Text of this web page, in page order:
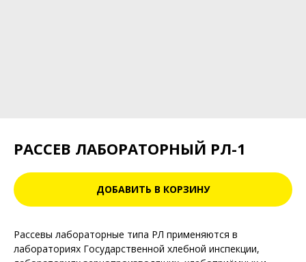
РАССЕВ ЛАБОРАТОРНЫЙ РЛ-1
ДОБАВИТЬ В КОРЗИНУ
Рассевы лабораторные типа РЛ применяются в
лабораториях Государственной хлебной инспекции,